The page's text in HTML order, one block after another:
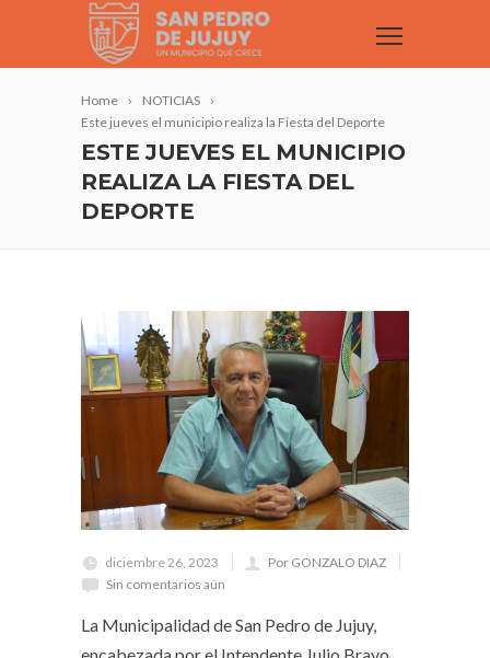
Home
NOTICIAS
Este jueves el municipio realiza la Fiesta del Deporte
ESTE JUEVES EL MUNICIPIO
REALIZA LA FIESTA DEL
DEPORTE
diciembre 26, 2023
Por GONZALO DIAZ
Sin comentarios aún
La Municipalidad de San Pedro de Jujuy,